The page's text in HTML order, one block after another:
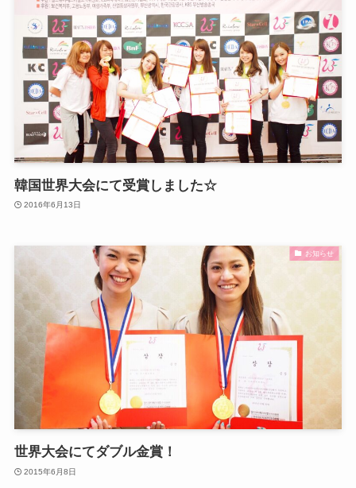
韓国世界大会にて受賞しました☆
2016年6月13日
お知らせ
世界大会にてダブル金賞！
2015年6月8日